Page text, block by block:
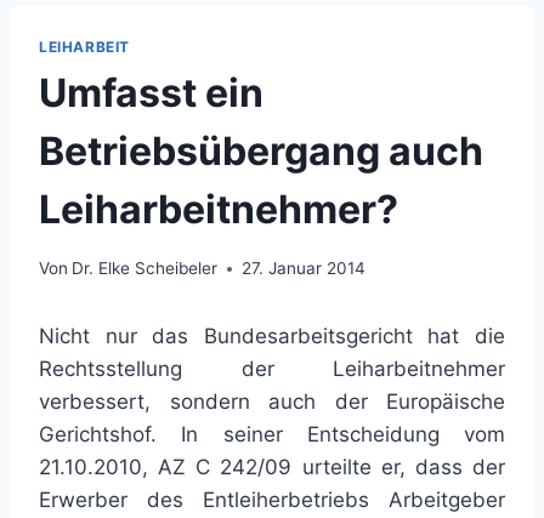
LEIHARBEIT
Umfasst ein
Betriebsübergang auch
Leiharbeitnehmer?
Von Dr. Elke Scheibeler 27. Januar 2014
Nicht nur das Bundesarbeitsgericht hat die
Rechtsstellung der Leiharbeitnehmer
verbessert, sondern auch der Europäische
Gerichtshof. In seiner Entscheidung vom
21.10.2010, AZ C 242/09 urteilte er, dass der
Erwerber des Entleiherbetriebs Arbeitgeber